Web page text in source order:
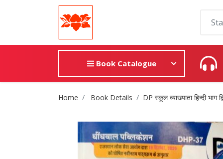
Book Catalogue
Site Breadcrumb
Home Book Details DP स्कूल व्याख्याता हिन्दी भाग